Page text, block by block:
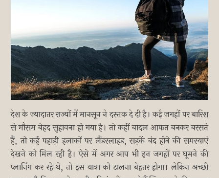
देश के ज्यादातर राज्यों में मानसून ने दस्तक दे दी है। कई जगहों पर बारिश
से मौसम बेहद सुहावना हो गया है। तो कहीं बादल आफत बनकर बरसते
हैं, तो कई पहाड़ी इलाकों पर लैंडस्लाइड, सड़कें बंद होने की समस्याएं
देखने को मिल रही है। ऐसे में अगर आप भी इन जगहों पर घूमने की
प्लानिंग कर रहे थे, तो इस यात्रा को टालना बेहतर होगा। लेकिन अच्छी